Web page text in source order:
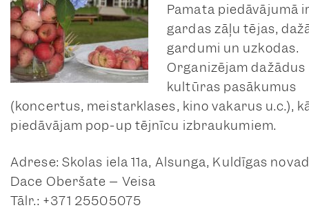
Pamata piedāvājumā
gardas zāļu tējas,
gardumi un uzkodas.
Organizējam dažādus
kultūras pasākumus
(koncertus, meistarklases, kino vakarus u.c.),
piedāvājam pop-up tējnīcu izbraukumiem.
Adrese: Skolas iela 11a, Alsunga, Kuldīgas
Dace Oberšate – Veisa
Tālr.: +371 25505075